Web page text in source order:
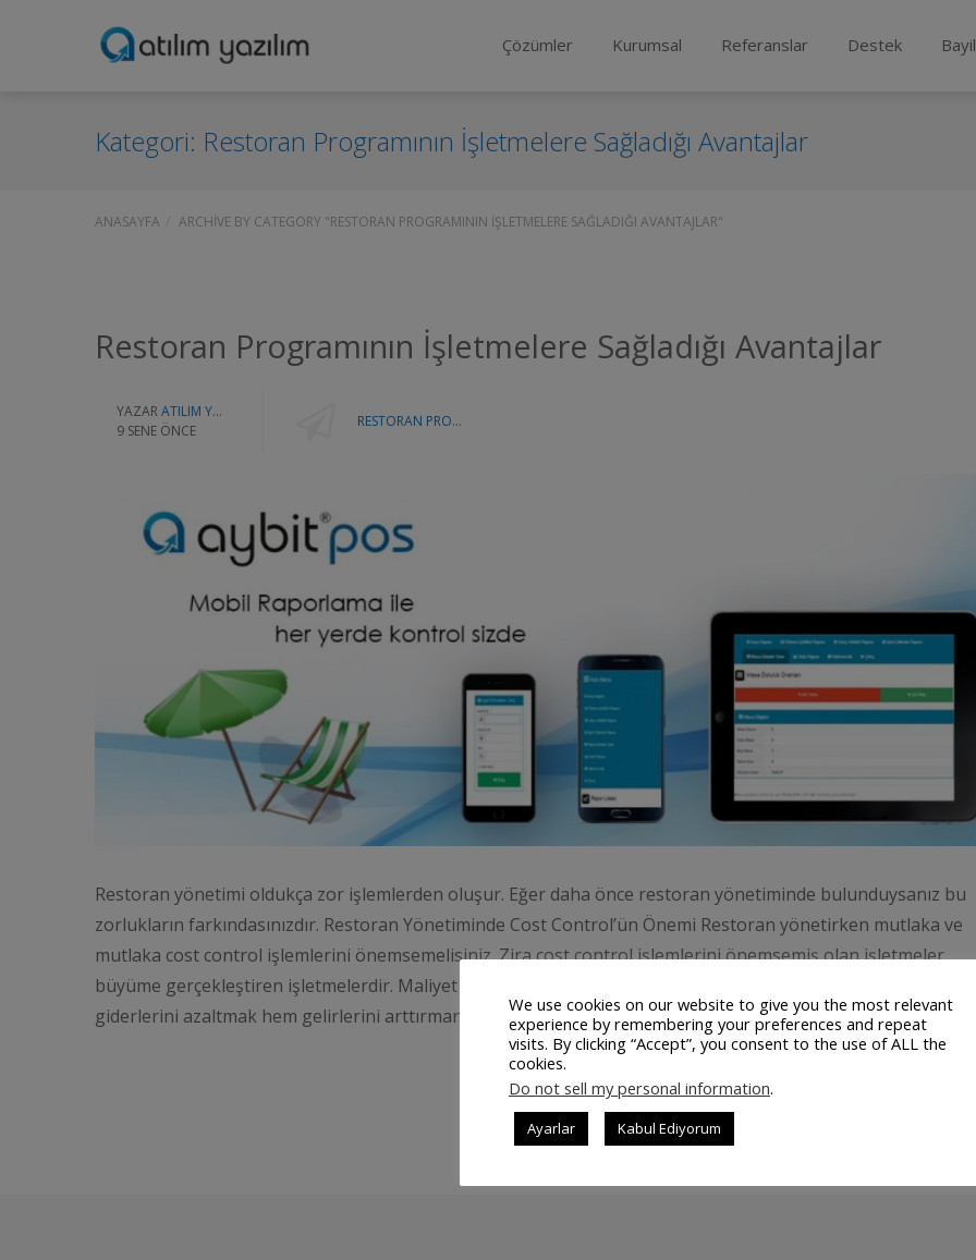
Çözümler Kurumsal Referanslar Destek
Kategori: Restoran Programının İşletmelere Sağladığı Avantajlar
ANASAYFA ARCHIVE BY CATEGORY "RESTORAN PROGRAMININ İŞLETMELERE SAĞLADIĞI AVANTAJLAR"
Restoran Programının İşletmelere Sağladığı Avantajlar
YAZAR ATILIM YAZILIM
9 SENE ÖNCE
RESTORAN PROGRAMININ İŞLETMELERE SAĞLADIĞI AVANTAJLAR
Restoran yönetimi oldukça zor işlemlerden oluşur. Eğer daha önce restoran yönetiminde bulunduysanız bu
zorlukların farkındasınızdır. Restoran Yönetiminde Cost Control’ün Önemi Restoran yönetirken mutlaka ve
mutlaka cost control işlemlerini önemsemelisiniz. Zira cost control işlemlerini önemsemiş olan işletmeler
büyüme gerçekleştiren işletmelerdir. Maliyet kalemlerinizi en aza indirmek, organizasyon yani işletme
giderlerini azaltmak hem gelirlerini arttırmanıza hem de geleceğe …
We use cookies on our website to give you the most relevant
experience by remembering your preferences and repeat
visits. By clicking “Accept”, you consent to the use of ALL the
cookies.
Do not sell my personal information.
Ayarlar Kabul Ediyorum